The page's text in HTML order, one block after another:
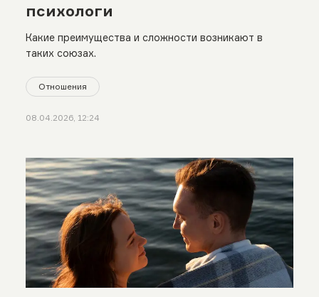
психологи
Какие преимущества и сложности возникают в
таких союзах.
Отношения
08.04.2026, 12:24